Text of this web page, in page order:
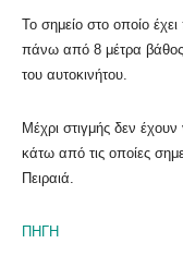
Το σημείο στο οποίο έχει
πάνω από 8 μέτρα βάθος
του αυτοκινήτου.
Μέχρι στιγμής δεν έχουν
κάτω από τις οποίες
Πειραιά.
ΠΗΓΗ